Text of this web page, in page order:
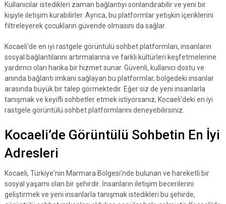
Kullanıcılar istedikleri zaman bağlantıyı sonlandırabilir ve yeni bir
kişiyle iletişim kurabilirler. Ayrıca, bu platformlar yetişkin içeriklerini
filtreleyerek çocukların güvende olmasını da sağlar.
Kocaeli'de en iyi rastgele görüntülü sohbet platformları, insanların
sosyal bağlantılarını artırmalarına ve farklı kültürleri keşfetmelerine
yardımcı olan harika bir hizmet sunar. Güvenli, kullanıcı dostu ve
anında bağlantı imkanı sağlayan bu platformlar, bölgedeki insanlar
arasında büyük bir talep görmektedir. Eğer siz de yeni insanlarla
tanışmak ve keyifli sohbetler etmek istiyorsanız, Kocaeli'deki en iyi
rastgele görüntülü sohbet platformlarını deneyebilirsiniz.
Kocaeli’de Görüntülü Sohbetin En İyi
Adresleri
Kocaeli, Türkiye'nin Marmara Bölgesi'nde bulunan ve hareketli bir
sosyal yaşamı olan bir şehirdir. İnsanların iletişim becerilerini
geliştirmek ve yeni insanlarla tanışmak istedikleri bu şehirde,